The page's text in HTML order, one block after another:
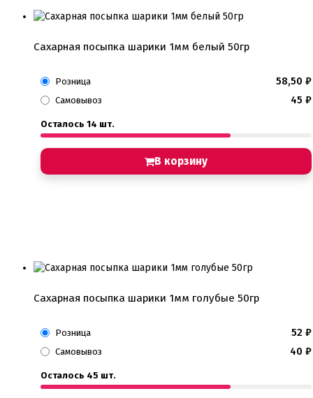
Сахарная посыпка шарики 1мм белый 50гр
Розница 58,50 ₽
Самовывоз 45 ₽
Осталось 14 шт.
В корзину
Сахарная посыпка шарики 1мм голубые 50гр
Розница 52 ₽
Самовывоз 40 ₽
Осталось 45 шт.